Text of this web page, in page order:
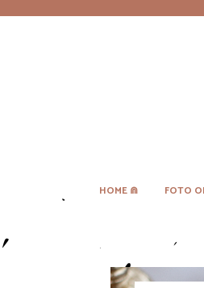
HOME ⋒ FOTO